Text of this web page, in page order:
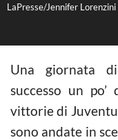
LaPresse/Jennifer Lorenzini
Una giornata
successo un
vittorie di
sono andate in